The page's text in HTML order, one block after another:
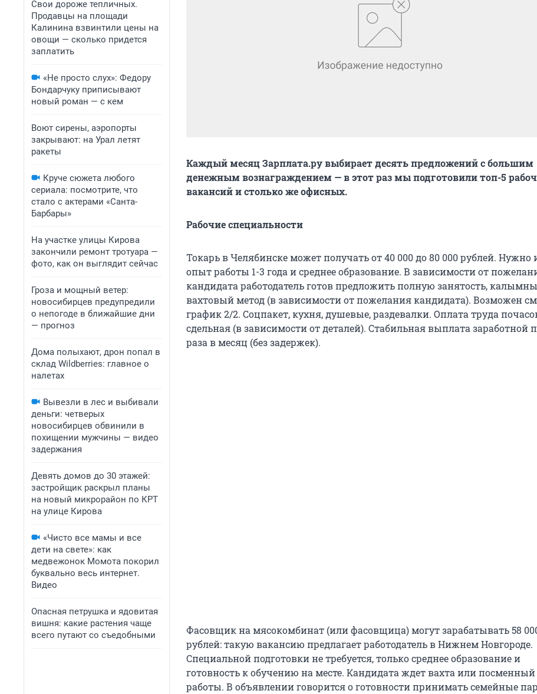
Свои дороже тепличных.
Продавцы на площади
Калинина взвинтили цены на
овощи — сколько придется
заплатить
«Не просто слух»: Федору
Бондарчуку приписывают
новый роман — с кем
Воют сирены, аэропорты
закрывают: на Урал летят
ракеты
Круче сюжета любого
сериала: посмотрите, что
стало с актерами «Санта-
Барбары»
На участке улицы Кирова
закончили ремонт тротуара —
фото, как он выглядит сейчас
Гроза и мощный ветер:
новосибирцев предупредили
о непогоде в ближайшие дни
— прогноз
Дома полыхают, дрон попал в
склад Wildberries: главное о
налетах
Вывезли в лес и выбивали
деньги: четверых
новосибирцев обвинили в
похищении мужчины — видео
задержания
Девять домов до 30 этажей:
застройщик раскрыл планы
на новый микрорайон по КРТ
на улице Кирова
«Чисто все мамы и все
дети на свете»: как
медвежонок Момота покорил
буквально весь интернет.
Видео
Опасная петрушка и ядовитая
вишня: какие растения чаще
всего путают со съедобными
Каждый месяц Зарплата.ру выбирает десять предложений с большим
денежным вознаграждением — в этот раз мы подготовили топ-5
вакансий и столько же офисных.
Рабочие специальности
Токарь в Челябинске может получать от 40 000 до 80 000 рублей. Нужно
опыт работы 1-3 года и среднее образование. В зависимости от
кандидата работодатель готов предложить полную занятость,
вахтовый метод (в зависимости от пожелания кандидата). Возможен
график 2/2. Соцпакет, кухня, душевые, раздевалки. Оплата труда
сдельная (в зависимости от деталей). Стабильная выплата заработной
раза в месяц (без задержек).
Фасовщик на мясокомбинат (или фасовщица) могут зарабатывать 58
рублей: такую вакансию предлагает работодатель в Нижнем Новгороде.
Специальной подготовки не требуется, только среднее образование и
готовность к обучению на месте. Кандидата ждет вахта или
работы. В объявлении говорится о готовности принимать семейные